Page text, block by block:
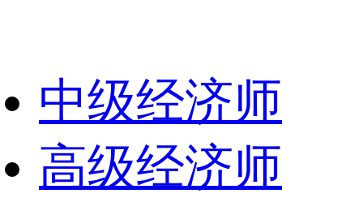
中级经济师
高级经济师